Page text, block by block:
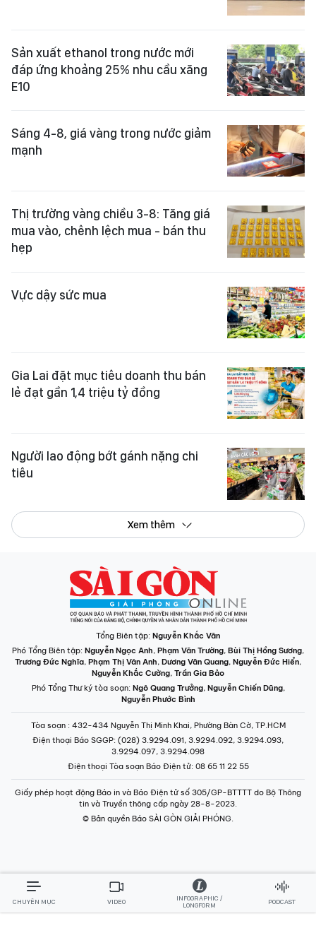
Sản xuất ethanol trong nước mới
đáp ứng khoảng 25% nhu cầu xăng
E10
Sáng 4-8, giá vàng trong nước giảm
mạnh
Thị trường vàng chiều 3-8: Tăng giá
mua vào, chênh lệch mua - bán thu
hẹp
Vực dậy sức mua
Gia Lai đặt mục tiêu doanh thu bán
lẻ đạt gần 1,4 triệu tỷ đồng
Người lao động bớt gánh nặng chi
tiêu
Xem thêm
Tổng Biên tập: Nguyễn Khắc Văn
Phó Tổng Biên tập: Nguyễn Ngọc Anh, Phạm Văn Trường, Bùi Thị Hồng Sương,
Trương Đức Nghĩa, Phạm Thị Vân Anh, Dương Văn Quang, Nguyễn Đức Hiển,
Nguyễn Khắc Cường, Trần Gia Bảo
Phó Tổng Thư ký tòa soạn: Ngô Quang Trưởng, Nguyễn Chiến Dũng,
Nguyễn Phước Bình
Tòa soạn : 432-434 Nguyễn Thị Minh Khai, Phường Bàn Cờ, TP.HCM
Điện thoại Báo SGGP: (028) 3.9294.091, 3.9294.092, 3.9294.093,
3.9294.097, 3.9294.098
Điện thoại Tòa soạn Báo Điện tử: 08 65 11 22 55
Giấy phép hoạt động Báo in và Báo Điện tử số 305/GP-BTTTT do Bộ Thông
tin và Truyền thông cấp ngày 28-8-2023.
© Bản quyền Báo SÀI GÒN GIẢI PHÓNG.
CHUYÊN MỤC VIDEO
INFOGRAPHIC /
LONGFORM
PODCAST